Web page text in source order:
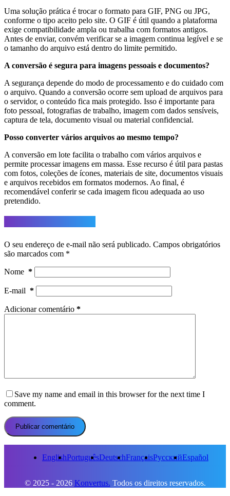
Uma solução prática é trocar o formato para GIF, PNG ou JPG,
conforme o tipo aceito pelo site. O GIF é útil quando a plataforma
exige compatibilidade ampla ou trabalha com formatos antigos.
Antes de enviar, convém verificar se a imagem continua legível e se
o tamanho do arquivo está dentro do limite permitido.
A conversão é segura para imagens pessoais e documentos?
A segurança depende do modo de processamento e do cuidado com
o arquivo. Quando a conversão ocorre sem upload de arquivos para
o servidor, o conteúdo fica mais protegido. Isso é importante para
foto pessoal, fotografias de trabalho, imagem com dados sensíveis,
captura de tela, documento visual ou material confidencial.
Posso converter vários arquivos ao mesmo tempo?
A conversão em lote facilita o trabalho com vários arquivos e
permite processar imagens em massa. Esse recurso é útil para pastas
com fotos, coleções de ícones, materiais de site, documentos visuais
e arquivos recebidos em formatos modernos. Ao final, é
recomendável conferir se cada imagem ficou adequada ao uso
pretendido.
O seu endereço de e-mail não será publicado. Campos obrigatórios
são marcados com *
Nome *
E-mail *
Adicionar comentário *
Save my name and email in this browser for the next time I
comment.
Publicar comentário
EnglishPortuguêsDeutschFrançaisРусскийEspañol
© 2025 - 2026 Konvertus. Todos os direitos reservados.